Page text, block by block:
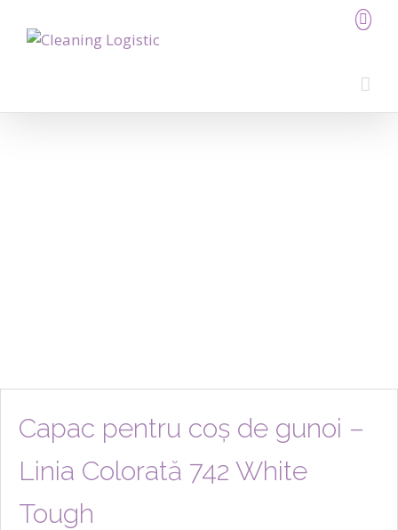
Capac pentru coș de gunoi –
Linia Colorată 742 White
Tough